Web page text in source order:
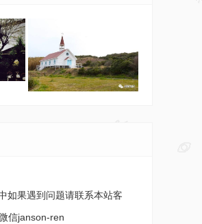
如果遇到问题请联系本站客
信janson-ren